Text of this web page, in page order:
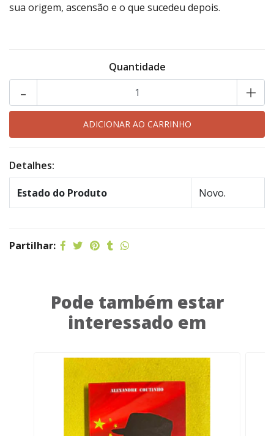
sua origem, ascensão e o que sucedeu depois.
Quantidade
+
-
Detalhes:
Estado do Produto Novo.
Partilhar:
Pode também estar
interessado em